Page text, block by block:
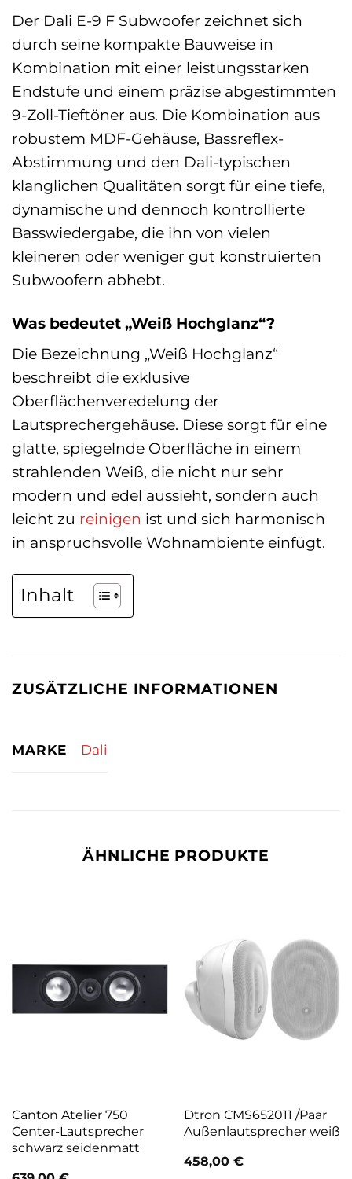
Der Dali E-9 F Subwoofer zeichnet sich
durch seine kompakte Bauweise in
Kombination mit einer leistungsstarken
Endstufe und einem präzise abgestimmten
9-Zoll-Tieftöner aus. Die Kombination aus
robustem MDF-Gehäuse, Bassreflex-
Abstimmung und den Dali-typischen
klanglichen Qualitäten sorgt für eine tiefe,
dynamische und dennoch kontrollierte
Basswiedergabe, die ihn von vielen
kleineren oder weniger gut konstruierten
Subwoofern abhebt.
Was bedeutet „Weiß Hochglanz“?
Die Bezeichnung „Weiß Hochglanz“
beschreibt die exklusive
Oberflächenveredelung der
Lautsprechergehäuse. Diese sorgt für eine
glatte, spiegelnde Oberfläche in einem
strahlenden Weiß, die nicht nur sehr
modern und edel aussieht, sondern auch
leicht zu reinigen ist und sich harmonisch
in anspruchsvolle Wohnambiente einfügt.
Inhalt
ZUSÄTZLICHE INFORMATIONEN
MARKE Dali
ÄHNLICHE PRODUKTE
Canton Atelier 750
Center-Lautsprecher
schwarz seidenmatt
Dtron CMS652011 /Paar
Außenlautsprecher weiß
458,00 €